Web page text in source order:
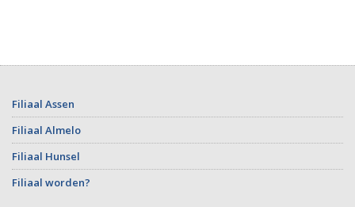
Filiaal Assen
Filiaal Almelo
Filiaal Hunsel
Filiaal worden?